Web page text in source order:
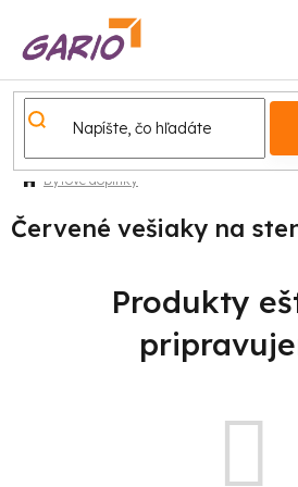
obsah
Bytové doplnky
Červené vešiaky na
Produkty